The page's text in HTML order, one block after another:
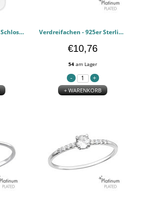
10 mm Französisches Schloss - 925er Sterling Silber Ear Hoop Sets & Jewelry on Cards PCJW45125 Verdreifachen - 925er Sterling Silber Zehen Ringe PCJW44127
€10,76
54 am Lager
+ WARENKORB